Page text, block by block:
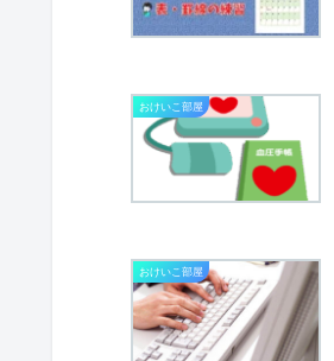
おけいこ部屋
おけいこ部屋